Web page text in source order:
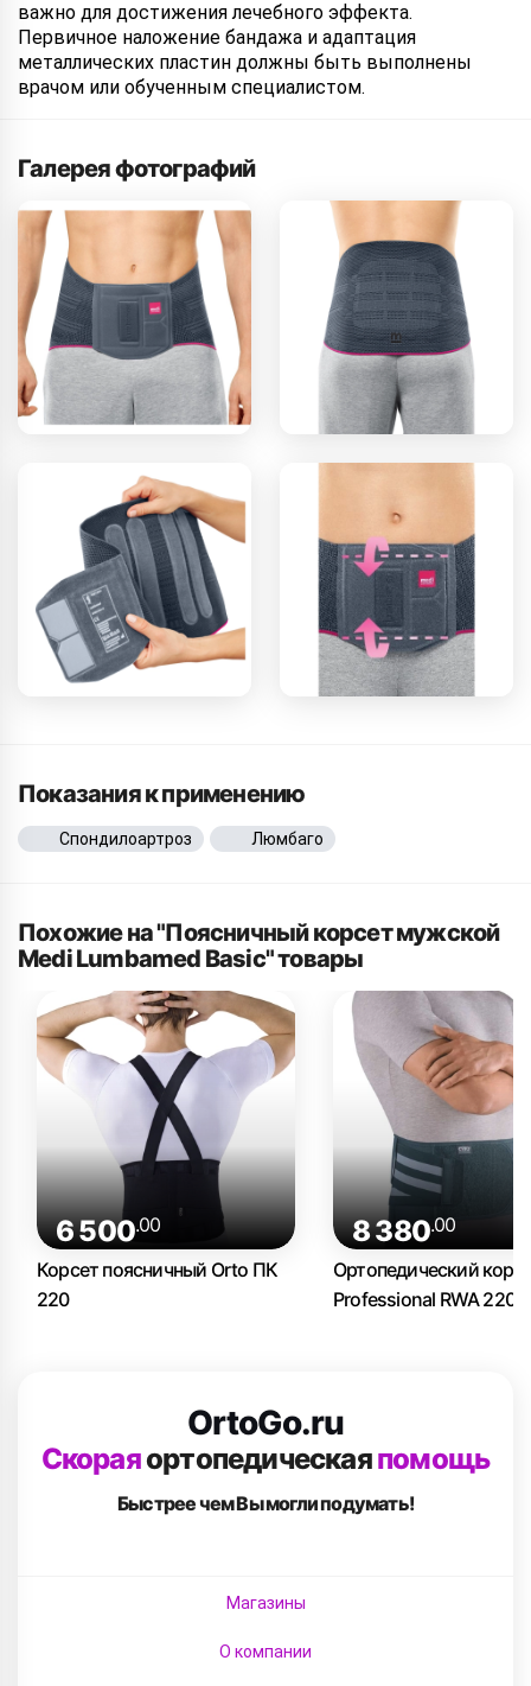
важно для достижения лечебного эффекта.
Первичное наложение бандажа и адаптация
металлических пластин должны быть выполнены
врачом или обученным специалистом.
Галерея фотографий
Показания к применению
Спондилоартроз Люмбаго
Похожие на "Поясничный корсет мужской
Medi Lumbamed Basic" товары
6 500.00
Корсет поясничный Orto ПК
220
8 380.00
Ортопедический
Professional RWA 2200
OrtoGo.ru
Скораяортопедическаяпомощь
Быстрее чем Вымогли подумать!
Магазины
О компании